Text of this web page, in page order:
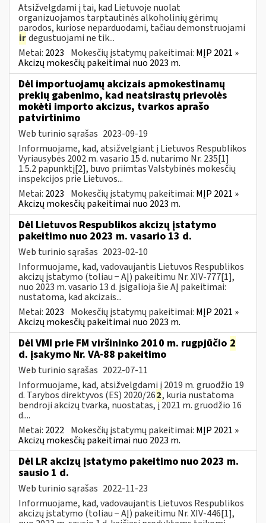
Atsižvelgdami į tai, kad Lietuvoje nuolat
organizuojamos tarptautinės alkoholinių gėrimų
parodos, kuriose neparduodami, tačiau demonstruojami
irdegustuojami ne tik...
Metai: 2023 Mokesčių įstatymų pakeitimai: MĮP 2021 »
Akcizų mokesčių pakeitimai nuo 2023 m.
Dėl importuojamų akcizais apmokestinamų
prekių gabenimo, kad neatsirastų prievolės
mokėti importo akcizus, tvarkos aprašo
patvirtinimo
Web turinio sąrašas 2023-09-19
Informuojame, kad, atsižvelgiant į Lietuvos Respublikos
Vyriausybės 2002 m. vasario 15 d. nutarimo Nr. 235[1]
1.5.2 papunktį[2], buvo priimtas Valstybinės mokesčių
inspekcijos prie Lietuvos...
Metai: 2023 Mokesčių įstatymų pakeitimai: MĮP 2021 »
Akcizų mokesčių pakeitimai nuo 2023 m.
Dėl Lietuvos Respublikos akcizų įstatymo
pakeitimo nuo 2023 m. vasario 13 d.
Web turinio sąrašas 2023-02-10
Informuojame, kad, vadovaujantis Lietuvos Respublikos
akcizų įstatymo (toliau − AĮ) pakeitimu Nr. XIV-777[1],
nuo 2023 m. vasario 13 d. įsigalioja šie AĮ pakeitimai:
nustatoma, kad akcizais...
Metai: 2023 Mokesčių įstatymų pakeitimai: MĮP 2021 »
Akcizų mokesčių pakeitimai nuo 2023 m.
Dėl VMI prie FM viršininko 2010 m. rugpjūčio 2
d. įsakymo Nr. VA-88 pakeitimo
Web turinio sąrašas 2022-07-11
Informuojame, kad, atsižvelgdami į 2019 m. gruodžio 19
d. Tarybos direktyvos (ES) 2020/262, kuria nustatoma
bendroji akcizų tvarka, nuostatas, į 2021 m. gruodžio 16
d....
Metai: 2022 Mokesčių įstatymų pakeitimai: MĮP 2021 »
Akcizų mokesčių pakeitimai nuo 2023 m.
Dėl LR akcizų įstatymo pakeitimo nuo 2023 m.
sausio 1 d.
Web turinio sąrašas 2022-11-23
Informuojame, kad, vadovaujantis Lietuvos Respublikos
akcizų įstatymo (toliau − AĮ) pakeitimu Nr. XIV-446[1],